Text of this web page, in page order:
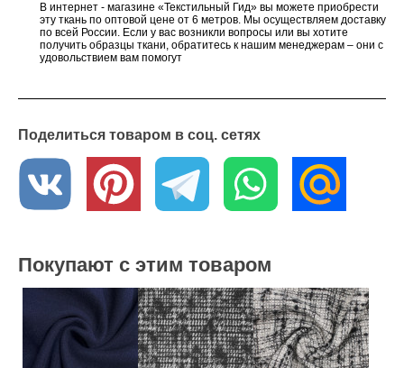
В интернет - магазине «Текстильный Гид» вы можете приобрести
эту ткань по оптовой цене от 6 метров. Мы осуществляем доставку
по всей России. Если у вас возникли вопросы или вы хотите
получить образцы ткани, обратитесь к нашим менеджерам – они с
удовольствием вам помогут
Поделиться товаром в соц. сетях
Покупают с этим товаром